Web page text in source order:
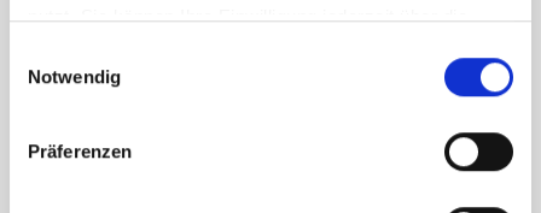
nutzt. Sie können Ihre Einwilligung jederzeit über die
Trigger Symbol ändern oder widerrufen
Informationen über Ihre geografische Lage
Notwendig
Präferenzen